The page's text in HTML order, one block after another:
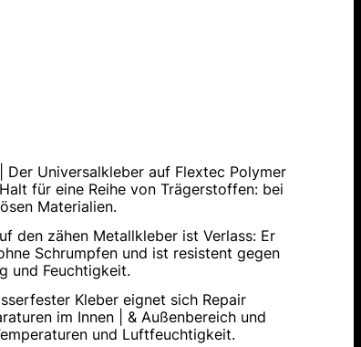
Der Universalkleber auf Flextec Polymer
für eine Reihe von Trägerstoffen: bei
Materialien.
den zähen Metallkleber ist Verlass: Er
Schrumpfen und ist resistent gegen
und Feuchtigkeit.
Kleber eignet sich Repair
im Innen | & Außenbereich und
und Luftfeuchtigkeit.